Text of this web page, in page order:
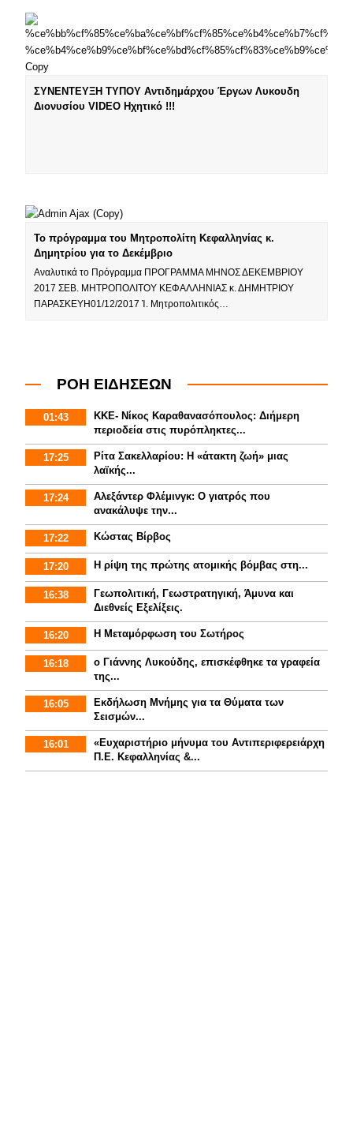
ΣΥΝΕΝΤΕΥΞΗ ΤΥΠΟΥ Αντιδημάρχου Έργων Λυκουδη
Διονυσίου VIDEO Ηχητικό !!!
Το πρόγραμμα του Μητροπολίτη Κεφαλληνίας κ.
Δημητρίου για το Δεκέμβριο
Αναλυτικά το Πρόγραμμα ΠΡΟΓΡΑΜΜΑ ΜΗΝΟΣ ΔΕΚΕΜΒΡΙΟΥ
2017 ΣΕΒ. ΜΗΤΡΟΠΟΛΙΤΟΥ ΚΕΦΑΛΛΗΝΙΑΣ κ. ΔΗΜΗΤΡΙΟΥ
ΠΑΡΑΣΚΕΥΗ01/12/2017 Ἱ. Μητροπολιτικός…
ΡΟΗ ΕΙΔΗΣΕΩΝ
01:43
ΚΚΕ- Νίκος Καραθανασόπουλος: Διήμερη
περιοδεία στις πυρόπληκτες...
17:25
Ρίτα Σακελλαρίου: Η «άτακτη ζωή» μιας
λαϊκής...
17:24
Αλεξάντερ Φλέμινγκ: Ο γιατρός που
ανακάλυψε την...
17:22 Κώστας Βίρβος
17:20 Η ρίψη της πρώτης ατομικής βόμβας στη...
16:38
Γεωπολιτική, Γεωστρατηγική, Άμυνα και
Διεθνείς Εξελίξεις.
16:20 Η Μεταμόρφωση του Σωτήρος
16:18
ο Γιάννης Λυκούδης, επισκέφθηκε τα γραφεία
της...
16:05
Εκδήλωση Μνήμης για τα Θύματα των
Σεισμών...
16:01
«Ευχαριστήριο μήνυμα του Αντιπεριφερειάρχη
Π.Ε. Κεφαλληνίας &...